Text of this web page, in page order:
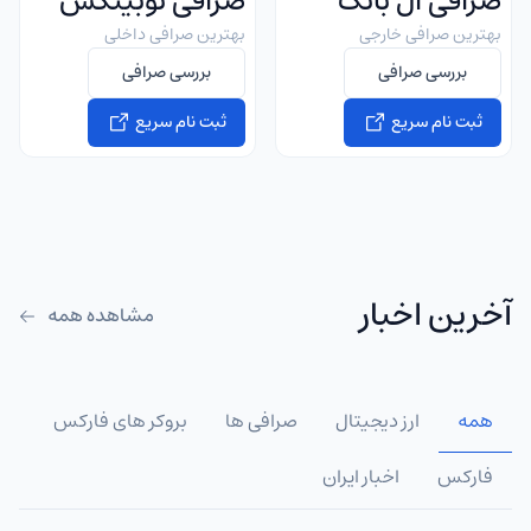
بهترین صرافی خارجی
بررسی صرافی
ثبت نام سریع
بهترین صرافی داخلی
بررسی صرافی
ثبت نام سریع
آخرین اخبار مشاهده همه
همه ارز دیجیتال صرافی ها
بروکر های فارکس
فارکس
اخبار ایران